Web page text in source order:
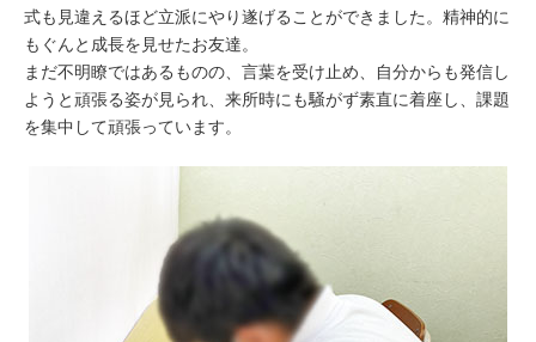
式も見違えるほど立派にやり遂げることができました。精神的に
もぐんと成長を見せたお友達。
まだ不明瞭ではあるものの、言葉を受け止め、自分からも発信し
ようと頑張る姿が見られ、来所時にも騒がず素直に着座し、課題
を集中して頑張っています。